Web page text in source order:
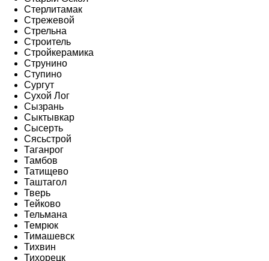
Стерлитамак
Стрежевой
Стрельна
Строитель
Стройкерамика
Струнино
Ступино
Сургут
Сухой Лог
Сызрань
Сыктывкар
Сысерть
Сясьстрой
Таганрог
Тамбов
Татищево
Таштагол
Тверь
Тейково
Тельмана
Темрюк
Тимашевск
Тихвин
Тихорецк